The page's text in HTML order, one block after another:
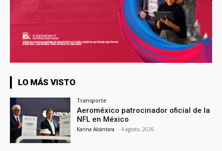
LO MÁS VISTO
Transporte
Aeroméxico patrocinador oficial de la
NFL en México
Karina Alcántara - 4 agosto, 2026